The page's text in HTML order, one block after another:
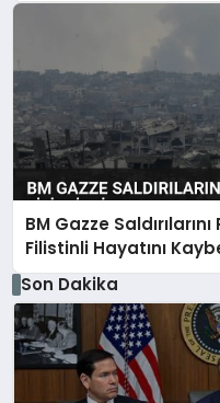
BM Gazze
Filistinli Hayatını
Son Dakika